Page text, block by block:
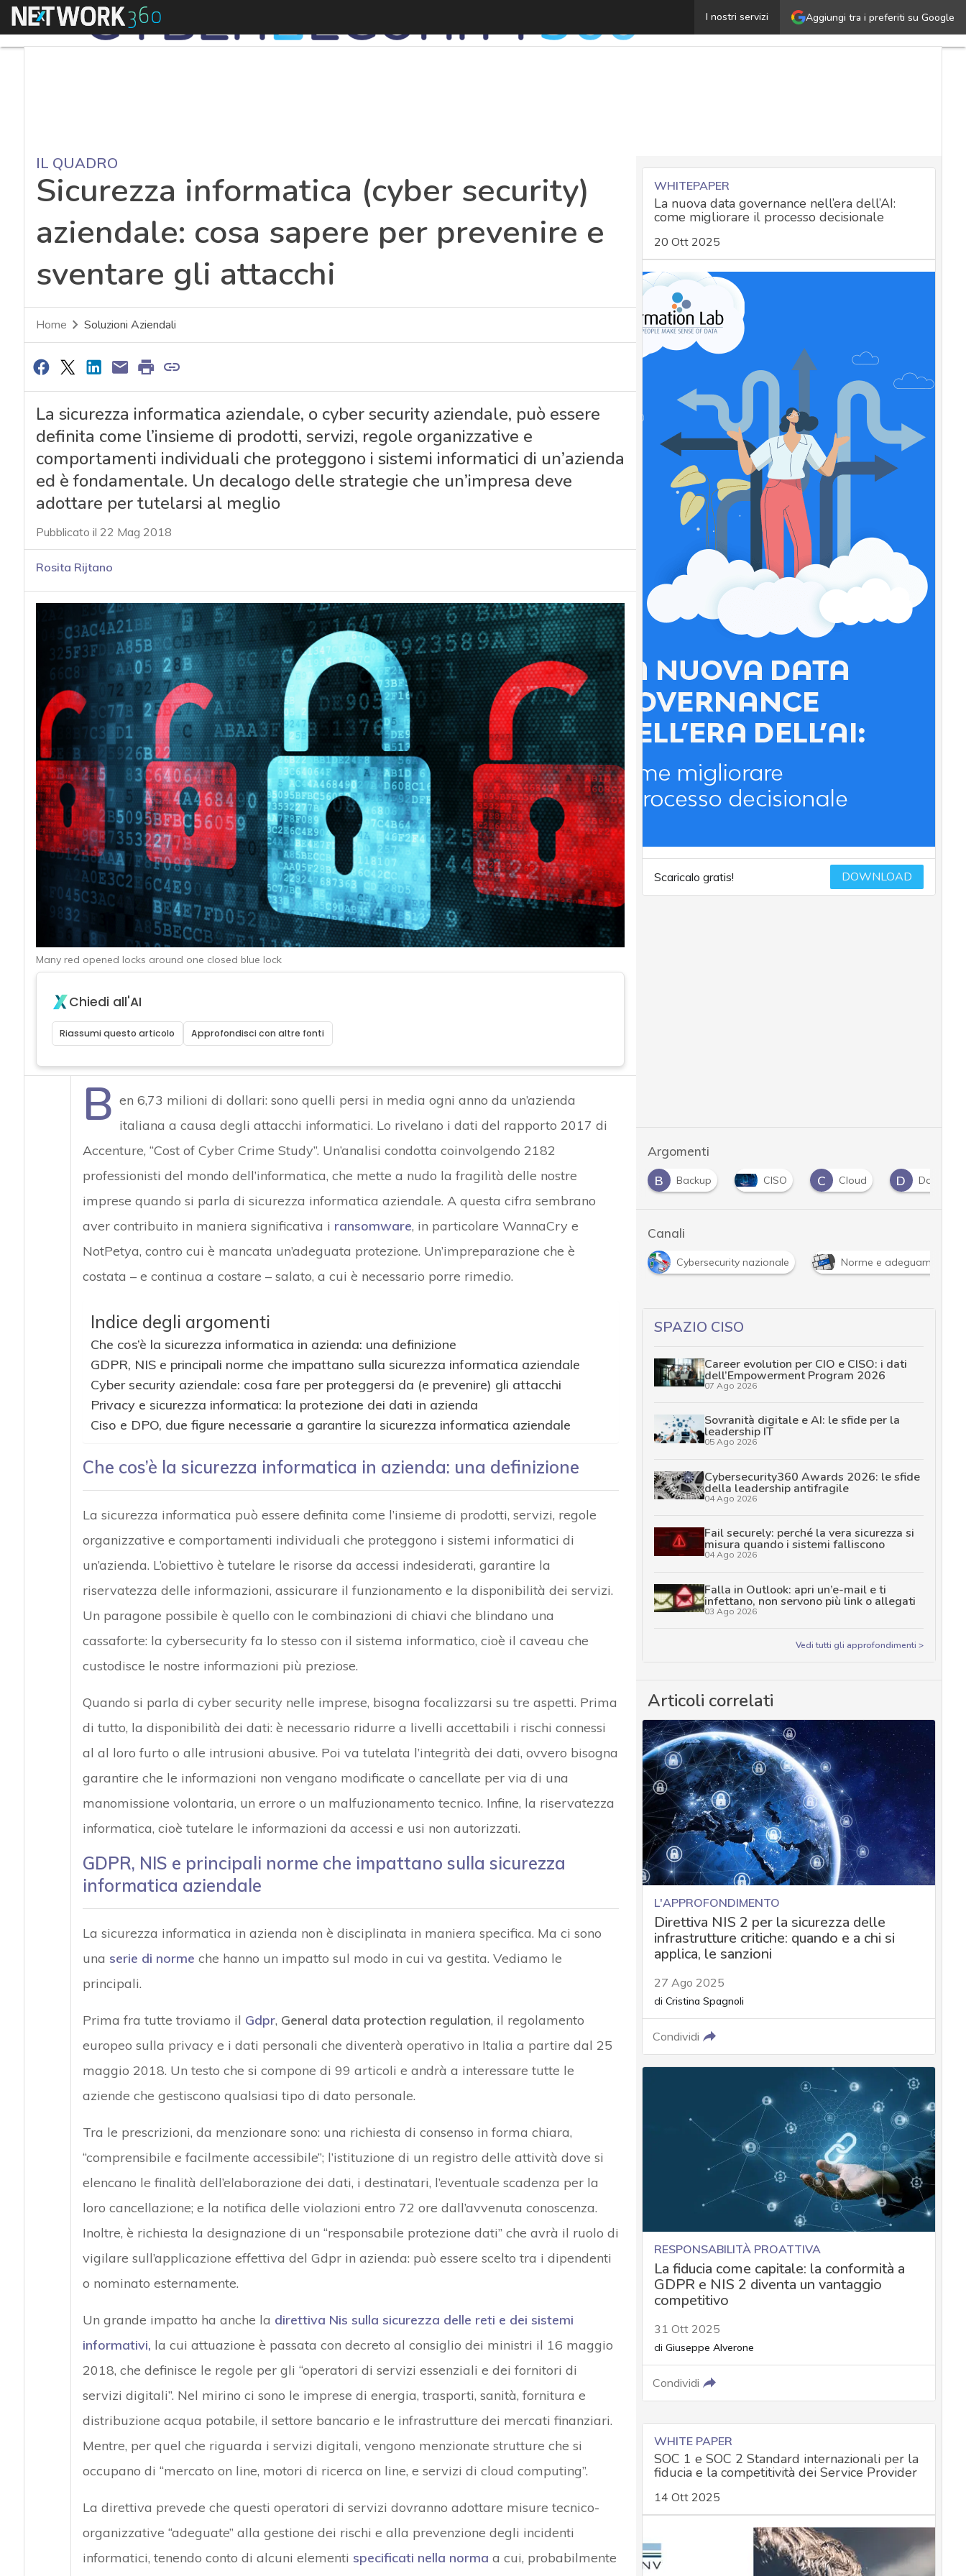
Aggiungi tra i preferiti su Google
I nostri servizi
Menu Sicurezza informatica (cyber security) aziendale: cosa
IL QUADRO
Sicurezza informatica (cyber security)
aziendale: cosa sapere per prevenire e
sventare gli attacchi
Home Soluzioni Aziendali
La sicurezza informatica aziendale, o cyber security aziendale, può essere
definita come l’insieme di prodotti, servizi, regole organizzative e
comportamenti individuali che proteggono i sistemi informatici di un’azienda
ed è fondamentale. Un decalogo delle strategie che un’impresa deve
adottare per tutelarsi al meglio
Pubblicato il 22 Mag 2018
Rosita Rijtano
Many red opened locks around one closed blue lock
Chiedi all'AI
Riassumi questo articolo Approfondisci con altre fonti
B en 6,73 milioni di dollari: sono quelli persi in media ogni anno da un’azienda
italiana a causa degli attacchi informatici. Lo rivelano i dati del rapporto 2017 di
Accenture, “Cost of Cyber Crime Study”. Un’analisi condotta coinvolgendo 2182
professionisti del mondo dell’informatica, che mette a nudo la fragilità delle nostre
imprese quando si parla di sicurezza informatica aziendale. A questa cifra sembrano
aver contribuito in maniera significativa i ransomware, in particolare WannaCry e
NotPetya, contro cui è mancata un’adeguata protezione. Un’impreparazione che è
costata – e continua a costare – salato, a cui è necessario porre rimedio.
Indice degli argomenti
Che cos’è la sicurezza informatica in azienda: una definizione
GDPR, NIS e principali norme che impattano sulla sicurezza informatica aziendale
Cyber security aziendale: cosa fare per proteggersi da (e prevenire) gli attacchi
Privacy e sicurezza informatica: la protezione dei dati in azienda
Ciso e DPO, due figure necessarie a garantire la sicurezza informatica aziendale
Che cos’è la sicurezza informatica in azienda: una definizione
La sicurezza informatica può essere definita come l’insieme di prodotti, servizi, regole
organizzative e comportamenti individuali che proteggono i sistemi informatici di
un’azienda. L’obiettivo è tutelare le risorse da accessi indesiderati, garantire la
riservatezza delle informazioni, assicurare il funzionamento e la disponibilità dei servizi.
Un paragone possibile è quello con le combinazioni di chiavi che blindano una
cassaforte: la cybersecurity fa lo stesso con il sistema informatico, cioè il caveau che
custodisce le nostre informazioni più preziose.
Quando si parla di cyber security nelle imprese, bisogna focalizzarsi su tre aspetti. Prima
di tutto, la disponibilità dei dati: è necessario ridurre a livelli accettabili i rischi connessi
al al loro furto o alle intrusioni abusive. Poi va tutelata l’integrità dei dati, ovvero bisogna
garantire che le informazioni non vengano modificate o cancellate per via di una
manomissione volontaria, un errore o un malfuzionamento tecnico. Infine, la riservatezza
informatica, cioè tutelare le informazioni da accessi e usi non autorizzati.
GDPR, NIS e principali norme che impattano sulla sicurezza
informatica aziendale
La sicurezza informatica in azienda non è disciplinata in maniera specifica. Ma ci sono
una serie di norme che hanno un impatto sul modo in cui va gestita. Vediamo le
principali.
Prima fra tutte troviamo il Gdpr, General data protection regulation, il regolamento
europeo sulla privacy e i dati personali che diventerà operativo in Italia a partire dal 25
maggio 2018. Un testo che si compone di 99 articoli e andrà a interessare tutte le
aziende che gestiscono qualsiasi tipo di dato personale.
Tra le prescrizioni, da menzionare sono: una richiesta di consenso in forma chiara,
“comprensibile e facilmente accessibile”; l’istituzione di un registro delle attività dove si
elencano le finalità dell’elaborazione dei dati, i destinatari, l’eventuale scadenza per la
loro cancellazione; e la notifica delle violazioni entro 72 ore dall’avvenuta conoscenza.
Inoltre, è richiesta la designazione di un “responsabile protezione dati” che avrà il ruolo di
vigilare sull’applicazione effettiva del Gdpr in azienda: può essere scelto tra i dipendenti
o nominato esternamente.
Un grande impatto ha anche la direttiva Nis sulla sicurezza delle reti e dei sistemi
informativi, la cui attuazione è passata con decreto al consiglio dei ministri il 16 maggio
2018, che definisce le regole per gli “operatori di servizi essenziali e dei fornitori di
servizi digitali”. Nel mirino ci sono le imprese di energia, trasporti, sanità, fornitura e
distribuzione acqua potabile, il settore bancario e le infrastrutture dei mercati finanziari.
Mentre, per quel che riguarda i servizi digitali, vengono menzionate strutture che si
occupano di “mercato on line, motori di ricerca on line, e servizi di cloud computing”.
La direttiva prevede che questi operatori di servizi dovranno adottare misure tecnico-
organizzative “adeguate” alla gestione dei rischi e alla prevenzione degli incidenti
informatici, tenendo conto di alcuni elementi specificati nella norma a cui, probabilmente
WHITEPAPER
La nuova data governance nell’era dell’AI:
come migliorare il processo decisionale
20 Ott 2025
Scaricalo gratis! DOWNLOAD
Argomenti
A
B Backup CISO C Cloud D Data
Canali
Attacchi hacker e Malware: le ultime news in tempo reale e gli approfondimenti Cybersecurity nazionale Norme e adeguamenti
SPAZIO CISO
Career evolution per CIO e CISO: i dati
dell’Empowerment Program 2026
07 Ago 2026
Sovranità digitale e AI: le sfide per la
leadership IT
05 Ago 2026
Cybersecurity360 Awards 2026: le sfide
della leadership antifragile
04 Ago 2026
Fail securely: perché la vera sicurezza si
misura quando i sistemi falliscono
04 Ago 2026
Falla in Outlook: apri un’e-mail e ti
infettano, non servono più link o allegati
03 Ago 2026
Vedi tutti gli approfondimenti >
Articoli correlati
L'APPROFONDIMENTO
Direttiva NIS 2 per la sicurezza delle
infrastrutture critiche: quando e a chi si
applica, le sanzioni
27 Ago 2025
di Cristina Spagnoli
Condividi
RESPONSABILITÀ PROATTIVA
La fiducia come capitale: la conformità a
GDPR e NIS 2 diventa un vantaggio
competitivo
31 Ott 2025
di Giuseppe Alverone
Condividi
WHITE PAPER
SOC 1 e SOC 2 Standard internazionali per la
fiducia e la competitività dei Service Provider
14 Ott 2025